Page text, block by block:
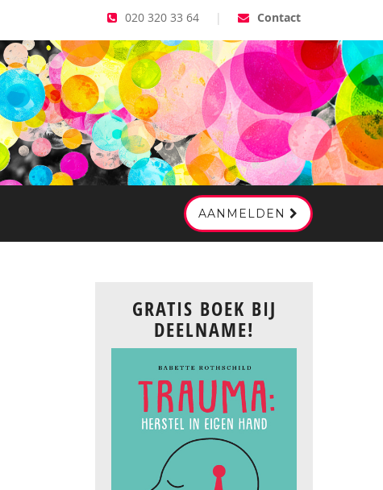
Contact
|
020 320 33 64
AANMELDEN
GRATIS BOEK BIJ
DEELNAME!